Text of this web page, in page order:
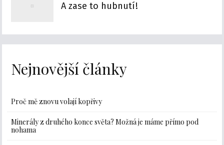
A zase to hubnutí!
Nejnovější články
Proč mě znovu volají kopřivy
Minerály z druhého konce světa? Možná je máme přímo pod
nohama